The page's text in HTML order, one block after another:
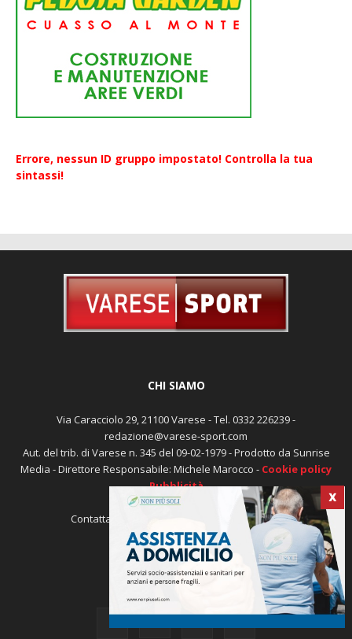
Errore, nessun ID gruppo impostato! Controlla la tua
sintassi!
X
CHI SIAMO
Via Caracciolo 29, 21100 Varese - Tel. 0332 226239 -
redazione@varese-sport.com
Aut. del trib. di Varese n. 345 del 09-02-1979 - Prodotto da Sunrise
Media - Direttore Responsabile: Michele Marocco - Cookie policy
Pubblicità
Contattaci: redazione@varese-sport.com
SEGUICI